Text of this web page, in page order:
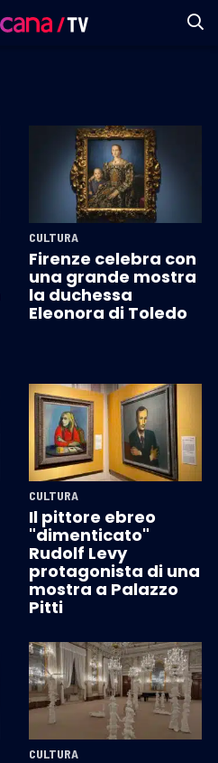
CULTURA
Firenze celebra con
una grande mostra
la duchessa
Eleonora di Toledo
CULTURA
Il pittore ebreo
"dimenticato"
Rudolf Levy
protagonista di una
mostra a Palazzo
Pitti
CULTURA